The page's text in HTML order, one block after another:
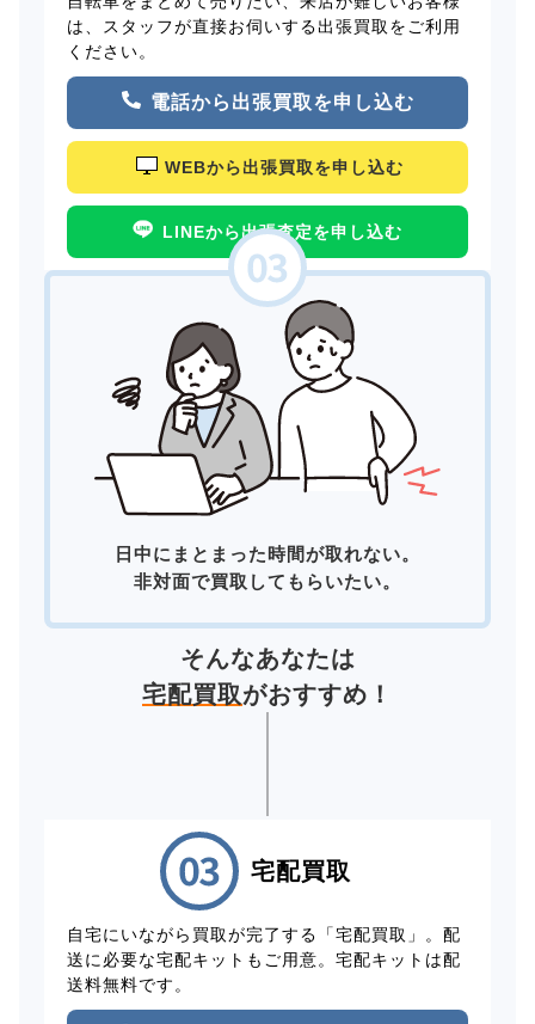
は、スタッフが直接お伺いする出張買取をご利用
ください。
電話から出張買取を申し込む
WEBから出張買取を申し込む
LINEから出張査定を申し込む
日中にまとまった時間が取れない。
非対面で買取してもらいたい。
そんなあなたは
宅配買取がおすすめ！
宅配買取
自宅にいながら買取が完了する「宅配買取」。配
送に必要な宅配キットもご用意。宅配キットは配
送料無料です。